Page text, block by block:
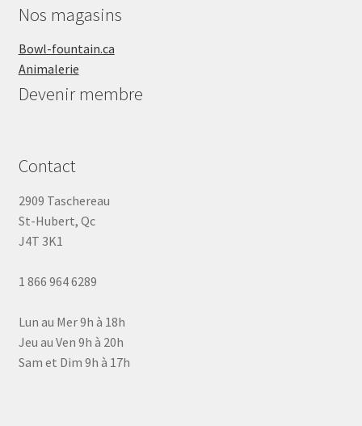
Nos magasins
Bowl-fountain.ca
Animalerie
Devenir membre
Contact
2909 Taschereau
St-Hubert, Qc
J4T 3K1
1 866 964 6289
Lun au Mer 9h à 18h
Jeu au Ven 9h à 20h
Sam et Dim 9h à 17h